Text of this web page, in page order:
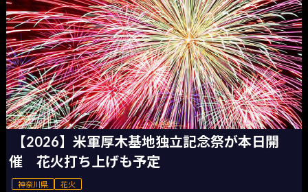
【2026】米軍厚木基地独立記念祭が本日開
催 花火打ち上げも予定
神奈川県 花火